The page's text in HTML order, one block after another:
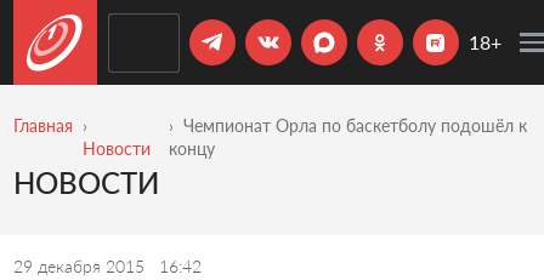
18+
Главная
Новости
Чемпионат Орла по баскетболу подошёл к
концу
НОВОСТИ
29 декабря 2015 16:42